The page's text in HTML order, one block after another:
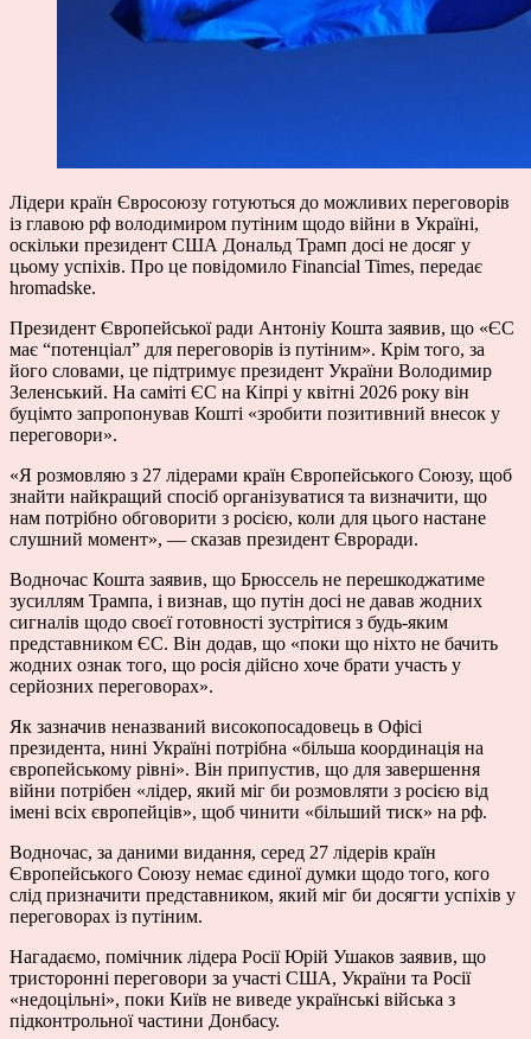
Лідери країн Євросоюзу готуються до можливих переговорів
із главою рф володимиром путіним щодо війни в Україні,
оскільки президент США Дональд Трамп досі не досяг у
цьому успіхів. Про це повідомило Financial Times, передає
hromadske.
Президент Європейської ради Антоніу Кошта заявив, що «ЄС
має “потенціал” для переговорів із путіним». Крім того, за
його словами, це підтримує президент України Володимир
Зеленський. На саміті ЄС на Кіпрі у квітні 2026 року він
буцімто запропонував Кошті «зробити позитивний внесок у
переговори».
«Я розмовляю з 27 лідерами країн Європейського Союзу, щоб
знайти найкращий спосіб організуватися та визначити, що
нам потрібно обговорити з росією, коли для цього настане
слушний момент», — сказав президент Євроради.
Водночас Кошта заявив, що Брюссель не перешкоджатиме
зусиллям Трампа, і визнав, що путін досі не давав жодних
сигналів щодо своєї готовності зустрітися з будь-яким
представником ЄС. Він додав, що «поки що ніхто не бачить
жодних ознак того, що росія дійсно хоче брати участь у
серйозних переговорах».
Як зазначив неназваний високопосадовець в Офісі
президента, нині Україні потрібна «більша координація на
європейському рівні». Він припустив, що для завершення
війни потрібен «лідер, який міг би розмовляти з росією від
імені всіх європейців», щоб чинити «більший тиск» на рф.
Водночас, за даними видання, серед 27 лідерів країн
Європейського Союзу немає єдиної думки щодо того, кого
слід призначити представником, який міг би досягти успіхів у
переговорах із путіним.
Нагадаємо, помічник лідера Росії Юрій Ушаков заявив, що
тристоронні переговори за участі США, України та Росії
«недоцільні», поки Київ не виведе українські війська з
підконтрольної частини Донбасу.